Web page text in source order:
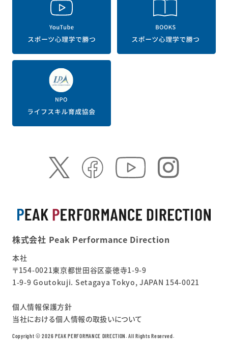
株式会社 Peak Performance Direction
本社
〒154-0021東京都世田谷区豪徳寺1-9-9
1-9-9 Goutokuji. Setagaya Tokyo, JAPAN 154-0021
個人情報保護方針
当社における個人情報の取扱いについて
Copyright ©︎ 2026 PEAK PERFORMANCE DIRECTION. All Rights Reserved.